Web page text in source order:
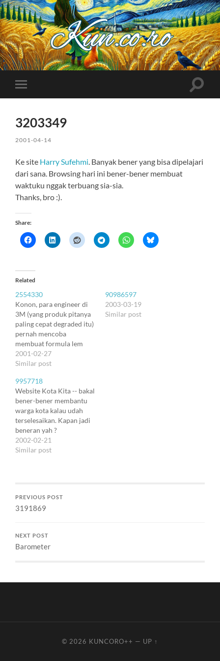
Kuncoro++
Toggle
mobile
Toggle
3203349
2001-04-14
Ke site Harry Sufehmi . Banyak bener yang bisa dipelajari
dari sana. Browsing hari ini bener-bener membuat
waktuku nggak terbuang sia-sia.
Thanks, bro :).
Share:
Related
2554330
Konon, para engineer di
3M (yang produk pitanya
paling cepat degraded itu)
pernah mencoba
membuat formula lem
super kuat. Tapi entah
kenapa, adonan hasil
amburadul. Jadi ramuan
yang ... ya rada lengket
dikit lah. Tapi nggak
pernah bener-bener
kering dan rekat. Lem itu
akhirnya bener-bener jadi
produk komersial.…
2001-02-27
Similar post
90986597
2003-03-19
Similar post
9957718
Website Kota Kita -- bakal
bener-bener membantu
warga kota kalau udah
terselesaikan. Kapan jadi
beneran yah ?
2002-02-21
Similar post
PREVIOUS POST
3191869
NEXT POST
Barometer
© 2026 KUNCORO++ — UP ↑